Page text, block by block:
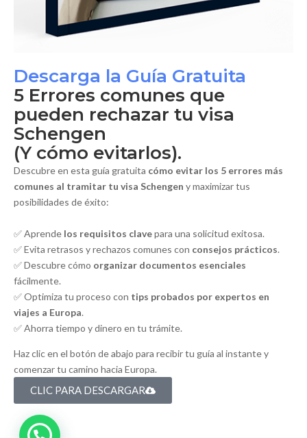
Descarga la Guía Gratuita
5 Errores comunes que
pueden rechazar tu visa
Schengen
(Y cómo evitarlos).
Descubre en esta guía gratuita cómo evitar los 5 errores más
comunes al tramitar tu visa Schengen y maximizar tus
posibilidades de éxito:
✅ Aprende los requisitos clavepara una solicitud exitosa.
✅ Evita retrasos y rechazos comunes con consejos prácticos.
✅ Descubre cómo organizar documentos esenciales
fácilmente.
✅ Optimiza tu proceso con tips probados por expertos en
viajes a Europa.
✅ Ahorra tiempo y dinero en tu trámite.
Haz clic en el botón de abajo para recibir tu guía al instante y
comenzar tu camino hacia Europa.
CLIC PARA DESCARGAR